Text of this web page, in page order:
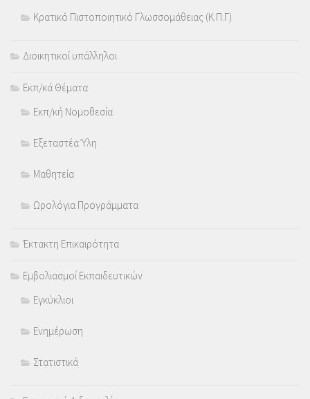
Κρατικό Πιστοποιητικό Γλωσσομάθειας (Κ.Π.Γ)
Διοικητικοί υπάλληλοι
Εκπ/κά Θέματα
Εκπ/κή Νομοθεσία
Εξεταστέα Ύλη
Μαθητεία
Ωρολόγια Προγράμματα
Έκτακτη Επικαιρότητα
Εμβολιασμοί Εκπαιδευτικών
Εγκύκλιοι
Ενημέρωση
Στατιστικά